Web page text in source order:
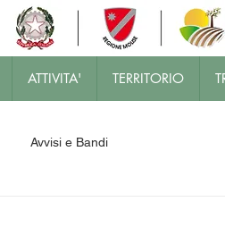
ATTIVITA' TERRITORIO
Avvisi e Bandi